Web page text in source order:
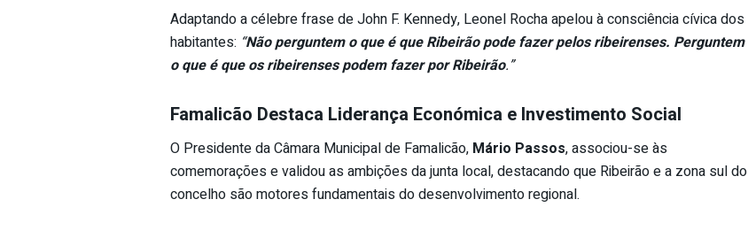
Adaptando a célebre frase de John F. Kennedy, Leonel Rocha apelou à consciência cívica dos
habitantes: “Não perguntem o que é que Ribeirão pode fazer pelos ribeirenses. Perguntem
o que é que os ribeirenses podem fazer por Ribeirão.”
Famalicão Destaca Liderança Económica e Investimento Social
O Presidente da Câmara Municipal de Famalicão, Mário Passos, associou-se às
comemorações e validou as ambições da junta local, destacando que Ribeirão e a zona sul do
concelho são motores fundamentais do desenvolvimento regional.